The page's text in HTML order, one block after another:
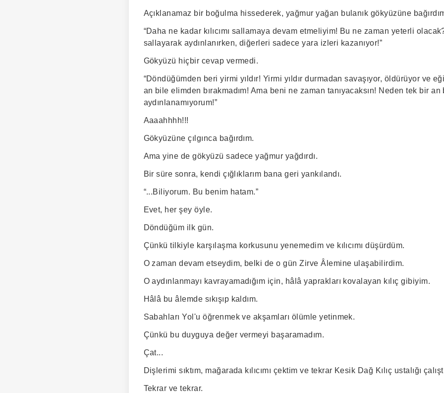
Açıklanamaz bir boğulma hissederek, yağmur yağan bulanık gökyüzüne
“Daha ne kadar kılıcımı sallamaya devam etmeliyim! Bu ne zaman yeterli
sallayarak aydınlanırken, diğerleri sadece yara izleri kazanıyor!”
Gökyüzü hiçbir cevap vermedi.
“Döndüğümden beri yirmi yıldır! Yirmi yıldır durmadan savaşıyor, öldürüyor ve
an bile elimden bırakmadım! Ama beni ne zaman tanıyacaksın! Neden tek bir an
aydınlanamıyorum!”
Aaaahhhh!!!
Gökyüzüne çılgınca bağırdım.
Ama yine de gökyüzü sadece yağmur yağdırdı.
Bir süre sonra, kendi çığlıklarım bana geri yankılandı.
“...Biliyorum. Bu benim hatam.”
Evet, her şey öyle.
Döndüğüm ilk gün.
Çünkü tilkiyle karşılaşma korkusunu yenemedim ve kılıcımı düşürdüm.
O zaman devam etseydim, belki de o gün Zirve Âlemine ulaşabilirdim.
O aydınlanmayı kavrayamadığım için, hâlâ yaprakları kovalayan kılıç gibiyim.
Hâlâ bu âlemde sıkışıp kaldım.
Sabahları Yol'u öğrenmek ve akşamları ölümle yetinmek.
Çünkü bu duyguya değer vermeyi başaramadım.
Çat...
Dişlerimi sıktım, mağarada kılıcımı çektim ve tekrar Kesik Dağ Kılıç ustalığı
Tekrar ve tekrar.